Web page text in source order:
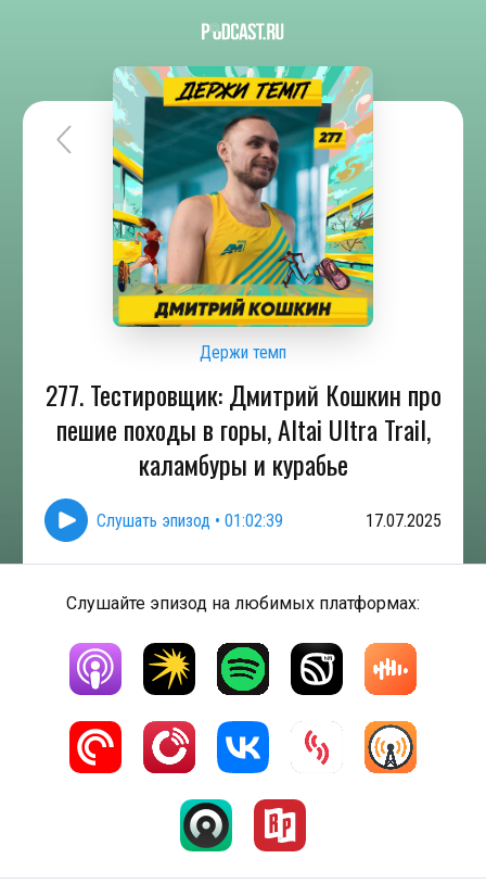
Держи темп
277. Тестировщик: Дмитрий Кошкин про
пешие походы в горы, Altai Ultra Trail,
каламбуры и курабье
Слушать эпизод • 01:02:39 17.07.2025
Слушайте эпизод на любимых платформах: